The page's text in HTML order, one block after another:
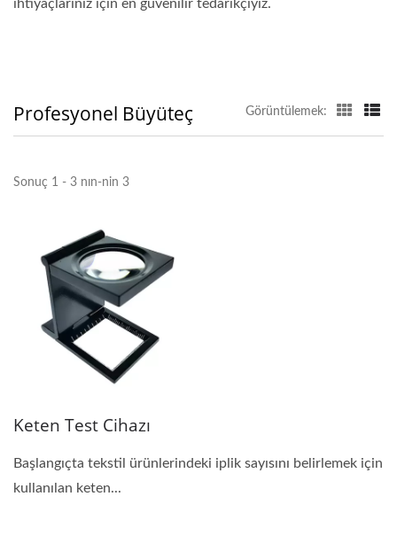
ihtiyaçlarınız için en güvenilir tedarikçiyiz.
Profesyonel Büyüteç Görüntülemek:
Sonuç 1 - 3 nın-nin 3
Keten Test Cihazı
Başlangıçta tekstil ürünlerindeki iplik sayısını belirlemek için
kullanılan keten...